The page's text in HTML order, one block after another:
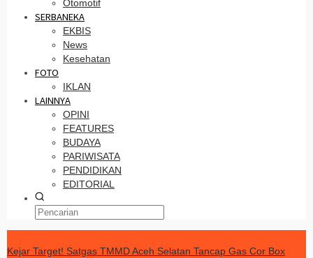
Otomotif
SERBANEKA
EKBIS
News
Kesehatan
FOTO
IKLAN
LAINNYA
OPINI
FEATURES
BUDAYA
PARIWISATA
PENDIDIKAN
EDITORIAL
Kejar Target! Satgas TMMD Aceh Selatan Tancap Gas Cor Box